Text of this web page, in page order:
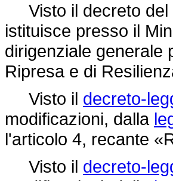
Visto il decreto del
istituisce presso il
dirigenziale generale
Ripresa e di
Visto il decreto-
modificazioni, dalla
l'articolo 4, recante
Visto il decreto-